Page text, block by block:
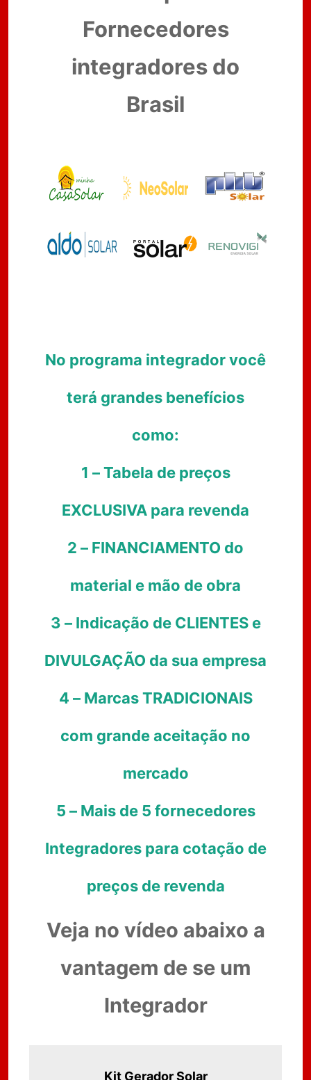
Fornecedores
integradores do
Brasil
No programa integrador você
terá grandes benefícios
como:
1 – Tabela de preços
EXCLUSIVA para revenda
2 – FINANCIAMENTO do
material e mão de obra
3 – Indicação de CLIENTES e
DIVULGAÇÃO da sua empresa
4 – Marcas TRADICIONAIS
com grande aceitação no
mercado
5 – Mais de 5 fornecedores
Integradores para cotação de
preços de revenda
Veja no vídeo abaixo a
vantagem de se um
Integrador
Kit Gerador Solar